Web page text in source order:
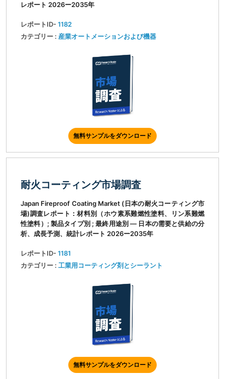
レポート 2026ー2035年
レポートID-1182
カテゴリー : 産業オートメーションおよび機器
無料サンプルをダウンロード
耐火コーティング市場調査
Japan Fireproof Coating Market (日本の耐火コーティング市
場)調査レポート：材料別（ホウ素系難燃性塗料、リン系難燃
性塗料）; 製品タイプ別 ; 最終用途別 ― 日本の需要と供給の分
析、成長予測、統計レポート 2026ー2035年
レポートID-1181
カテゴリー : 工業用コーティング剤とシーラント
無料サンプルをダウンロード